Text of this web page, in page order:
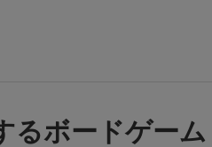
るボードゲーム